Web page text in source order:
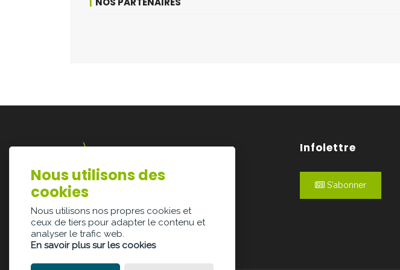
Lazarijstraat 168
3500 Hasselt
Infolettre
S'abonner
Nous utilisons des
cookies
Nous utilisons nos propres cookies et
ceux de tiers pour adapter le contenu et
analyser le trafic web.
En savoir plus sur les cookies